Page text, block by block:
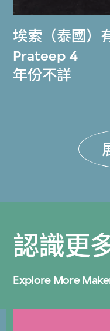
埃索（泰國）
Prateep 4
年份不詳
認識更
Explore More